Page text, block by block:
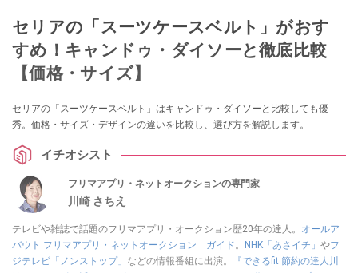
セリアの「スーツケースベルト」がおす
すめ！キャンドゥ・ダイソーと徹底比較
【価格・サイズ】
セリアの「スーツケースベルト」はキャンドゥ・ダイソーと比較しても優
秀。価格・サイズ・デザインの違いを比較し、選び方を解説します。
イチオシスト
フリマアプリ・ネットオークションの専門家
川崎 さちえ
テレビや雑誌で話題のフリマアプリ・オークション歴20年の達人。 オールア
バウト フリマアプリ・ネットオークション ガイド。 NHK「あさイチ」 やフ
ジテレビ「ノンストップ」 などの情報番組に出演。
『できるfit 節約の達人川